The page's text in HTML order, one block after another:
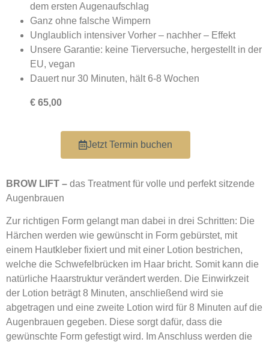
dem ersten Augenaufschlag
Ganz ohne falsche Wimpern
Unglaublich intensiver Vorher – nachher – Effekt
Unsere Garantie: keine Tierversuche, hergestellt in der
EU, vegan
Dauert nur 30 Minuten, hält 6-8 Wochen
€ 65,00
Jetzt Termin buchen
BROW LIFT – das Treatment für volle und perfekt sitzende
Augenbrauen
Zur richtigen Form gelangt man dabei in drei Schritten: Die
Härchen werden wie gewünscht in Form gebürstet, mit
einem Hautkleber fixiert und mit einer Lotion bestrichen,
welche die Schwefelbrücken im Haar bricht. Somit kann die
natürliche Haarstruktur verändert werden. Die Einwirkzeit
der Lotion beträgt 8 Minuten, anschließend wird sie
abgetragen und eine zweite Lotion wird für 8 Minuten auf die
Augenbrauen gegeben. Diese sorgt dafür, dass die
gewünschte Form gefestigt wird. Im Anschluss werden die